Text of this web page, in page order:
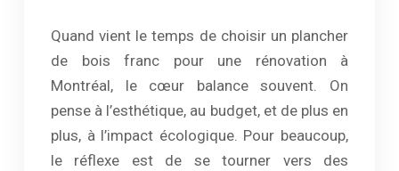
Quand vient le temps de choisir un plancher
de bois franc pour une rénovation à
Montréal, le cœur balance souvent. On
pense à l’esthétique, au budget, et de plus en
plus, à l’impact écologique. Pour beaucoup,
le réflexe est de se tourner vers des